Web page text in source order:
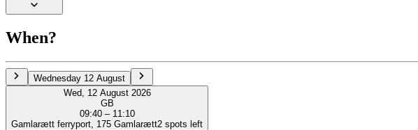
When?
Wednesday 12 August
Wed, 12 August 2026
GB
09:40 – 11:10
Gamlarætt ferryport, 175 Gamlarætt2 spots left